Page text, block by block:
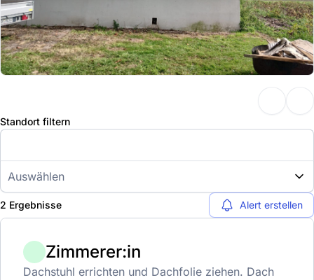
Standort filtern
Auswählen
2 Ergebnisse Alert erstellen
Zimmerer:in
Dachstuhl errichten und Dachfolie ziehen. Dach